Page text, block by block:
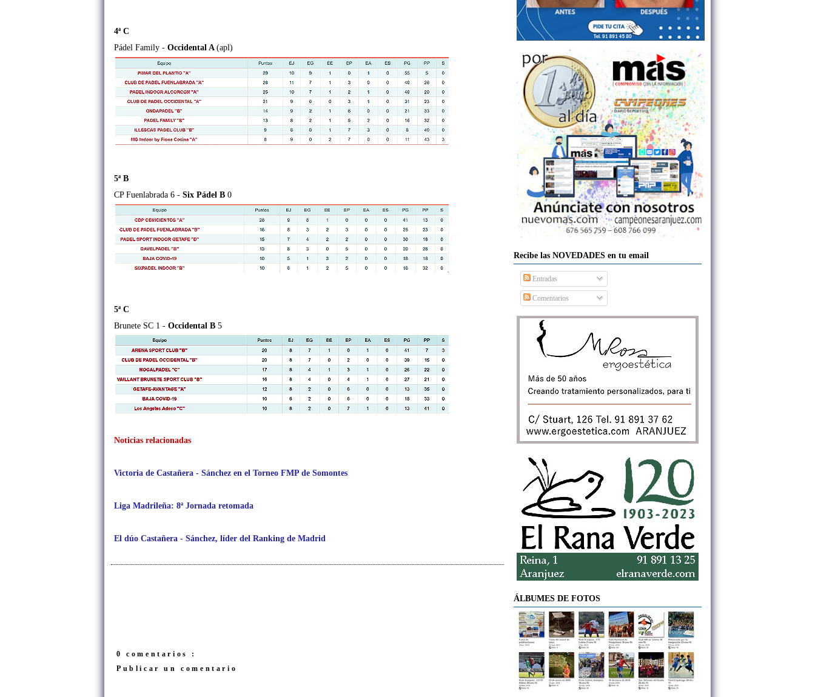
4ª C
Pádel Family - Occidental A (apl)
5ª B
CP Fuenlabrada 6 - Six Pádel B 0
5ª C
Brunete SC 1 - Occidental B 5
Noticias relacionadas
Victoria de Castañera - Sánchez en el Torneo FMP de Somontes
Liga Madrileña: 8ª Jornada retomada
El dúo Castañera - Sánchez, líder del Ranking de Madrid
0 comentarios :
Publicar un comentario
Recibe las NOVEDADES en tu email
Entradas
Comentarios
ÁLBUMES DE FOTOS